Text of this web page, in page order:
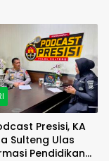
Presisi, KA
Sulteng Ulas
Pendidikan